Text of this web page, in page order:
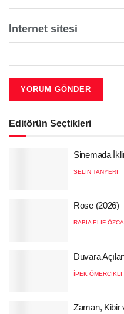
İnternet sitesi
Editörün Seçtikleri
Sinemada
SELIN TANYERI
Rose (2026)
RABIA ELIF
Duvara
İPEK ÖMERCIKLI
Zaman, Kibir